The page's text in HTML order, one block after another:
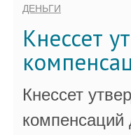
ДЕНЬГИ
Кнессет
Кнессет
компенсаций